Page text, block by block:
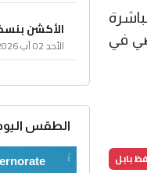
في
بابل
الأكشن
الأحد 02 آب 2026
الطقس